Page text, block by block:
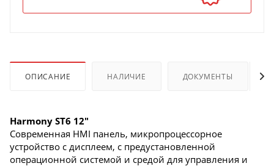
ОПИСАНИЕ НАЛИЧИЕ ДОКУМЕНТЫ
Harmony ST6 12"
Современная HMI панель, микропроцессорное
устройство с дисплеем, с предустановленной
операционной системой и средой для управления и